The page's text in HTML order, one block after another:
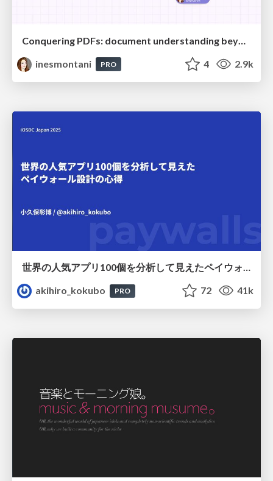
inesmontani
PRO 4 2.9k
世界の人気アプリ100個を分析して見えたペイウォール設計の心得
akihiro_kokubo
PRO 72 41k